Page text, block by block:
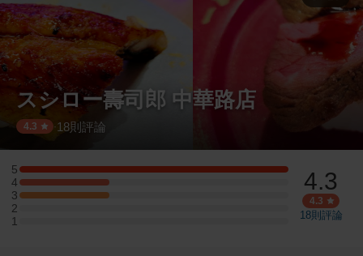
スシロー壽司郎 中華路店
4.3 ·18則評論
5
5 星：3 則評論
4
4 星：1 則評論
3
3 星：1 則評論
2
2 星：0 則評論
1
1 星：0 則評論
4.3
4.3
18則評論